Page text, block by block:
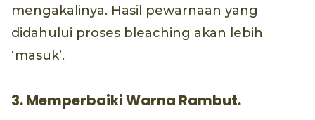
mengakalinya. Hasil pewarnaan yang
didahului proses bleaching akan lebih
‘masuk’.
3. Memperbaiki Warna Rambut.